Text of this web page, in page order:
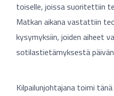
toiselle, joissa suoritettiin
Matkan aikana vastattiin
kysymyksiin, joiden aiheet
sotilastietämyksestä
Kilpailunjohtajana toimi